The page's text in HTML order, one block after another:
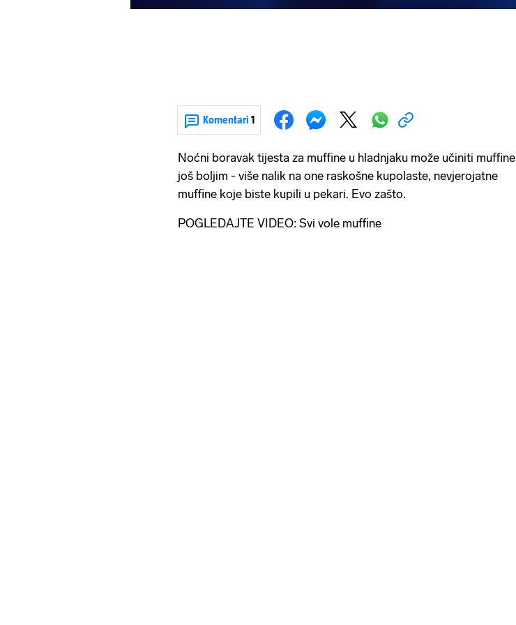
Komentari 1
Noćni boravak tijesta za muffine u hladnjaku može učiniti muffine
još boljim - više nalik na one raskošne kupolaste, nevjerojatne
muffine koje biste kupili u pekari. Evo zašto.
POGLEDAJTE VIDEO: Svi vole muffine